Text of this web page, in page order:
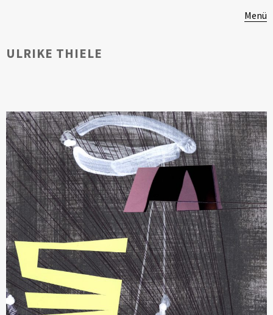
Menü
ULRIKE THIELE